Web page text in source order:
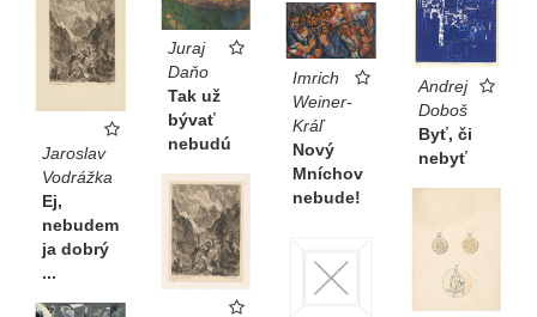
Andrej
Doboš
Byť, či
nebyť
Juraj
Daňo
Tak už
bývať
nebudú
Jaroslav
Vodrážka
Ej,
nebudem
ja dobrý
...
Imrich
Weiner-
Kráľ
Nový
Mníchov
nebude!